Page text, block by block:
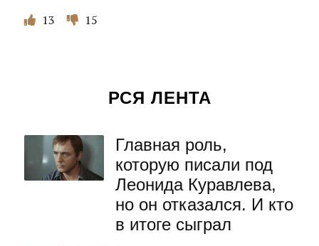
13 15
РСЯ ЛЕНТА
Главная роль,
которую писали под
Леонида Куравлева,
но он отказался. И кто
в итоге сыграл